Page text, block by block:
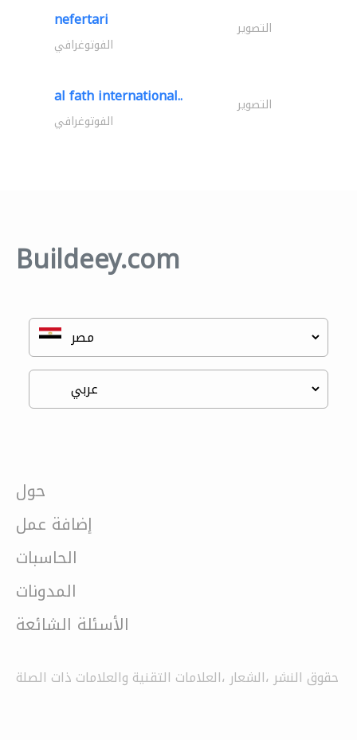
nefertari التصوير
الفوتوغرافي
al fath international.. التصوير
الفوتوغرافي
Buildeey.com
حول
إضافة عمل
الحاسبات
المدونات
الأسئلة الشائعة
حقوق النشر ،الشعار ،العلامات التقنية والعلامات ذات الصلة